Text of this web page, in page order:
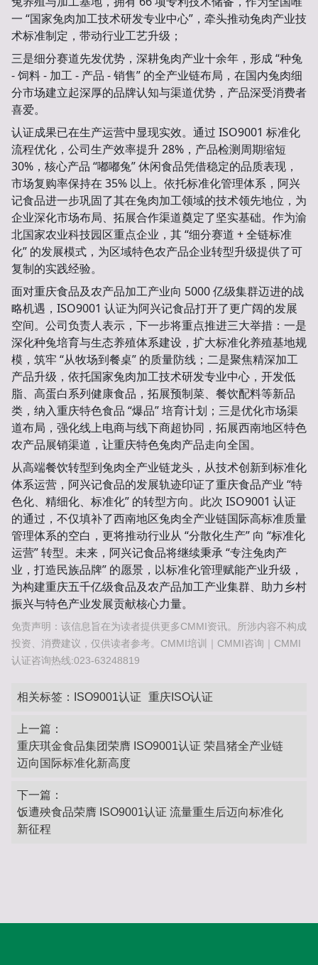
一 “国家兔肉加工技术研发专业中心”，牵头推动兔肉产业技
术标准制定，带动行业工艺升级；
三是细分赛道先发优势，深耕兔肉产业十余年，形成 “种兔
- 饲料 - 加工 - 产品 - 销售” 的全产业链布局，在国内兔肉细
分市场建立起深厚的品牌认知与渠道优势，产品深受消费者
喜爱。
认证成果已在生产运营中显现实效。通过 ISO9001 标准化
流程优化，公司生产效率提升 28%，产品检测周期缩短
30%，核心产品 “嘟嘟兔” 休闲食品凭借稳定的品质表现，
市场复购率保持在 35% 以上。依托标准化管理体系，阿兴
记食品进一步巩固了其在兔肉加工领域的技术领先地位，为
企业深化市场布局、拓展合作渠道奠定了坚实基础。作为渝
北国家农业科技园区重点企业，其 “细分赛道 + 全链标准
化” 的发展模式，为区域特色农产品企业转型升级提供了可
复制的实践经验。
面对重庆食品及农产品加工产业向 5000 亿级集群迈进的战
略机遇，ISO9001 认证为阿兴记食品打开了更广阔的发展
空间。公司负责人表示，下一步将重点推进三大举措：一是
深化种兔培育与生态养殖体系建设，扩大标准化养殖基地规
模，筑牢 “从牧场到餐桌” 的质量防线；二是聚焦精深加工
产品升级，依托国家兔肉加工技术研发专业中心，开发低
脂、高蛋白系列健康食品，拓展预制菜、餐饮配料等新品
类，纳入重庆特色食品 “爆品” 培育计划；三是优化市场渠
道布局，强化线上电商与线下商超协同，拓展西南地区特色
农产品展销渠道，让重庆特色兔肉产品走向全国。
从高端餐饮转型到兔肉全产业链龙头，从技术创新到标准化
体系运营，阿兴记食品的发展轨迹印证了重庆食品产业 “特
色化、精细化、标准化” 的转型方向。此次 ISO9001 认证
的通过，不仅填补了西南地区兔肉全产业链国际高标准质量
管理体系的空白，更将推动行业从 “分散化生产” 向 “标准化
运营” 转型。未来，阿兴记食品将继续秉承 “专注兔肉产
业，打造民族品牌” 的愿景，以标准化管理赋能产业升级，
为构建重庆五千亿级食品及农产品加工产业集群、助力乡村
振兴与特色产业发展贡献核心力量。
免责声明：该信息旨在为读者提供更多CMMI资讯。所涉内容不构成
投资、消费建议，仅供读者参考。CMMI培训｜CMMI咨询｜CMMI
认证咨询热线:023-63248819
相关标签： ISO9001认证 重庆ISO认证
上一篇：
重庆琪金食品集团荣膺 ISO9001认证 荣昌猪全产业链
迈向国际标准化新高度
下一篇：
饭遭殃食品荣膺 ISO9001认证 流量重生后迈向标准化
新征程